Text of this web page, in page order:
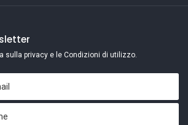
sulla privacy e le Condizioni di utilizzo.